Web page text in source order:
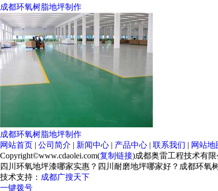
成都环氧树脂地坪制作
成都环氧树脂地坪制作
网站首页 | 公司简介 | 新闻中心 | 产品中心 | 联系我们 | 网站地
Copyright©www.cdaolei.com(复制链接)成都奥雷工程技术有限
四川环氧地坪漆哪家实惠？四川耐磨地坪哪家好？成都环
技术支持： 成都广搜天下
一键拨号